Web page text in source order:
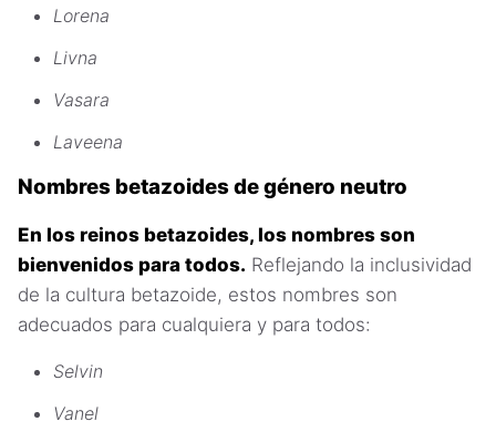
Lorena
Livna
Vasara
Laveena
Nombres betazoides de género neutro
En los reinos betazoides, los nombres son
bienvenidos para todos. Reflejando la inclusividad
de la cultura betazoide, estos nombres son
adecuados para cualquiera y para todos:
Selvin
Vanel